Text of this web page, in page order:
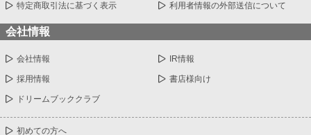
特定商取引法に基づく表示 利用者情報の外部送信について
会社情報
会社情報 IR情報
採用情報 書店様向け
ドリームブッククラブ
初めての方へ